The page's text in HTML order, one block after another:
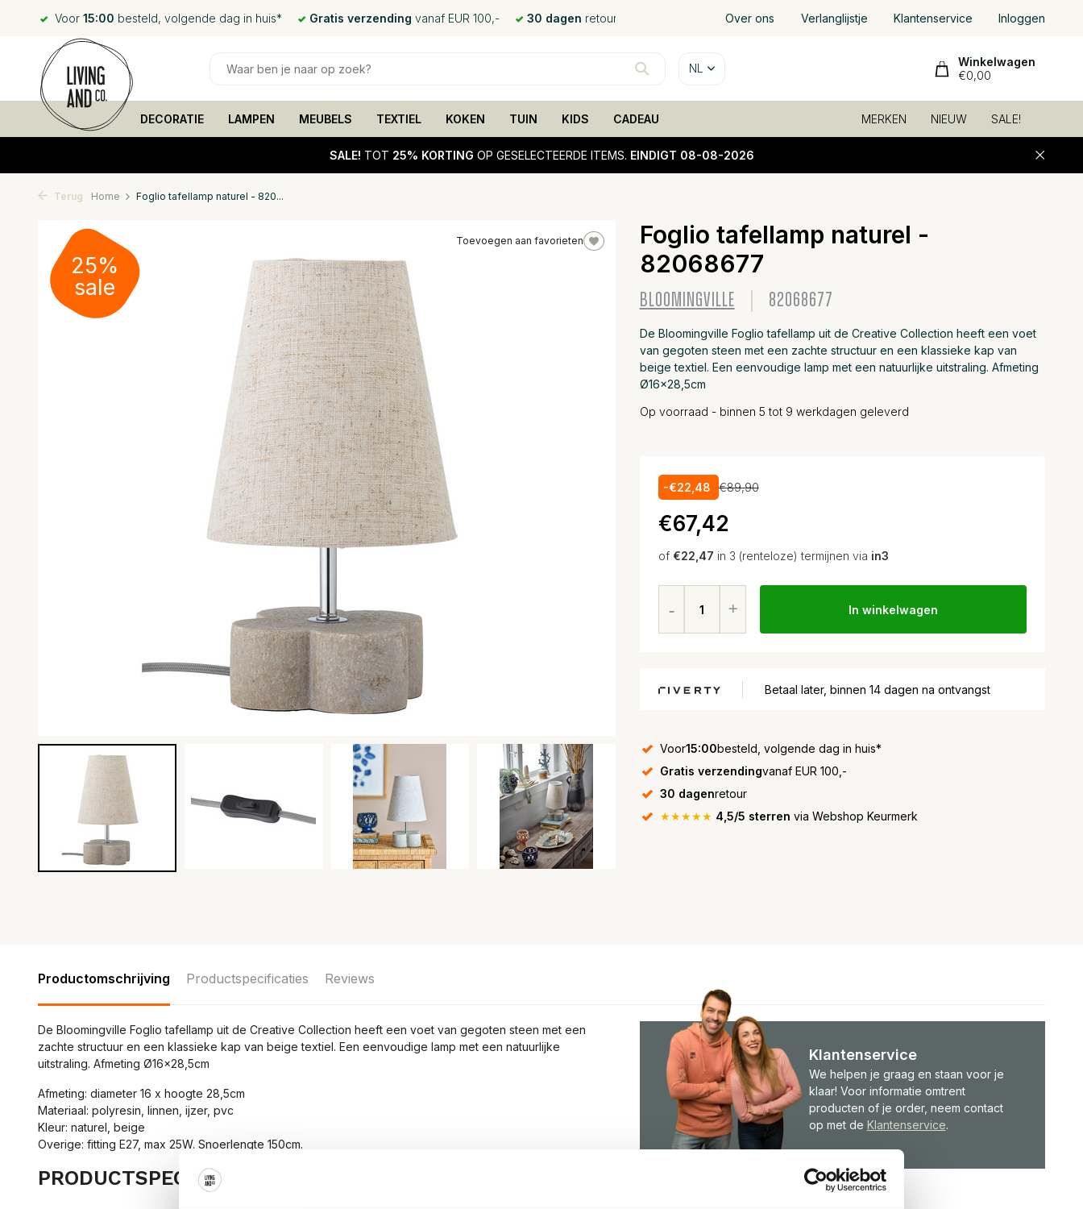
Voor 15:00 besteld, volgende dag in huis* Gratis verzending vanaf EUR 100,- 30 dagen retour Over ons Verlanglijstje Klantenservice Inloggen
NL
Winkelwagen
€0,00
DECORATIE LAMPEN MEUBELS TEXTIEL KOKEN TUIN KIDS CADEAU MERKEN NIEUW SALE!
SALE! TOT 25% KORTING OP GESELECTEERDE ITEMS. EINDIGT 08-08-2026
Terug Home Foglio tafellamp naturel - 820...
Toevoegen aan favorieten
25%
sale
25%
sale
Foglio tafellamp naturel -
82068677
BLOOMINGVILLE 82068677
De Bloomingville Foglio tafellamp uit de Creative Collection heeft een voet
van gegoten steen met een zachte structuur en een klassieke kap van
beige textiel. Een eenvoudige lamp met een natuurlijke uitstraling. Afmeting
Ø16x28,5cm
Op voorraad - binnen 5 tot 9 werkdagen geleverd
-€22,48 €89,90
€67,42
of €22,47 in 3 (renteloze) termijnen via in3
In winkelwagen
Betaal later, binnen 14 dagen na ontvangst
Voor15:00besteld, volgende dag in huis*
Gratis verzendingvanaf EUR 100,-
30 dagenretour
★★★★★ 4,5/5 sterren via Webshop Keurmerk
Productomschrijving Productspecificaties Reviews
De Bloomingville Foglio tafellamp uit de Creative Collection heeft een voet van gegoten steen met een
zachte structuur en een klassieke kap van beige textiel. Een eenvoudige lamp met een natuurlijke
uitstraling. Afmeting Ø16x28,5cm
Afmeting: diameter 16 x hoogte 28,5cm
Materiaal: polyresin, linnen, ijzer, pvc
Kleur: naturel, beige
Overige: fitting E27, max 25W. Snoerlengte 150cm.
PRODUCTSPECIFICATIES
Klantenservice
We helpen je graag en staan voor je
klaar! Voor informatie omtrent
producten of je order, neem contact
op met de Klantenservice.